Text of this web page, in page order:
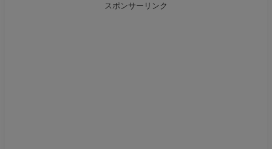
スポンサーリンク